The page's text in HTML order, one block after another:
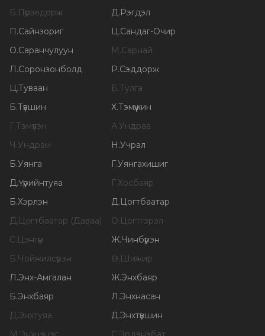
Б. Пүрэвдорж Д. Рэгдэл
П .Сайнзориг Ц.Сандаг-Очир
О.Саранчулуун М .Сарнай
Л .Соронзонболд Р.Сэддорж
Ц.Туваан Б.Тулга
Б.Түвшин Х.Тэмүүжин
Г.Тэмүүлэн А.Ундраа
Ч .Ундрам Н .Учрал
Б.Уянга Г.Уянгахишиг
Д.Үүрийнтуяа Г.Хосбаяр
Б.Хэрлэн Д. Цогтбаатар
Д. Цогтбаатар (Даваа) О. Цогтгэрэл
С. Цэнгүүн Ж.Чинбүрэн
Б.Чойжилсүрэн Ө. Шижир
Л .Энх-Амгалан Ж.Энхбаяр
Б.Энхбаяр Л .Энхнасан
Д.Энхтуяа Д.Энхтүвшин